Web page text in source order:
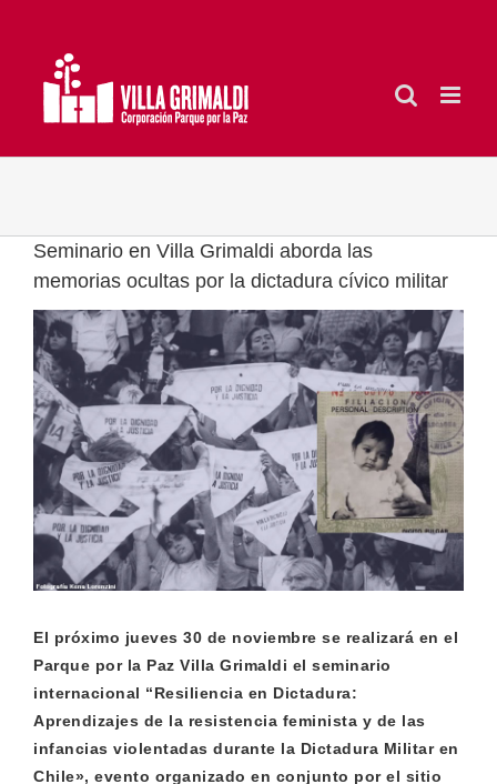
contenido
Seminario en Villa Grimaldi aborda las
memorias ocultas por la dictadura cívico militar
Ver
imagen
más
grande
El próximo jueves 30 de noviembre se realizará en el
Parque por la Paz Villa Grimaldi el seminario
internacional “Resiliencia en Dictadura:
Aprendizajes de la resistencia feminista y de las
infancias violentadas durante la Dictadura Militar en
Chile», evento organizado en conjunto por el sitio